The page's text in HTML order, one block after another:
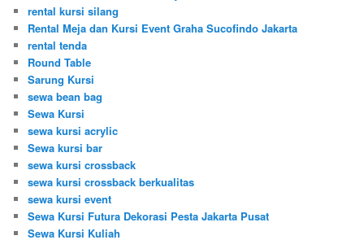
rental kursi silang
Rental Meja dan Kursi Event Graha Sucofindo Jakarta
rental tenda
Round Table
Sarung Kursi
sewa bean bag
Sewa Kursi
sewa kursi acrylic
Sewa kursi bar
sewa kursi crossback
sewa kursi crossback berkualitas
sewa kursi event
Sewa Kursi Futura Dekorasi Pesta Jakarta Pusat
Sewa Kursi Kuliah